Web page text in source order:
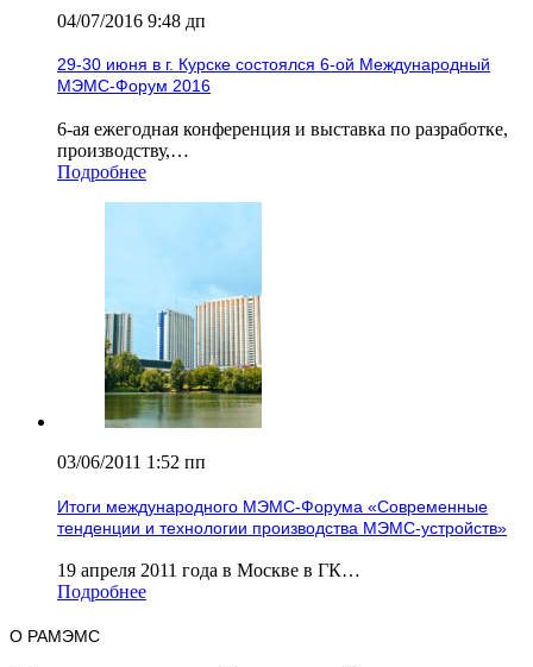
04/07/2016 9:48 дп
29-30 июня в г. Курске состоялся 6-ой Международный
МЭМС-Форум 2016
6-ая ежегодная конференция и выставка по разработке,
производству,…
Подробнее
03/06/2011 1:52 пп
Итоги международного МЭМС-Форума «Современные
тенденции и технологии производства МЭМС-устройств»
19 апреля 2011 года в Москве в ГК…
Подробнее
О РАМЭМС